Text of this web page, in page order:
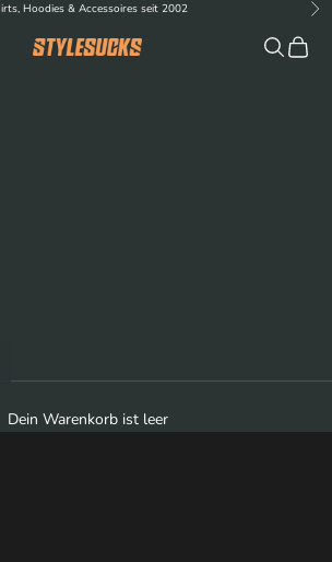
Hoodies & Accessoires seit 2002 Vor
stylesucks Suchen
Dein Warenkorb ist leer
Motive auf nachhaltigem Textil
UNSERE SHIRTS FÜR DEN